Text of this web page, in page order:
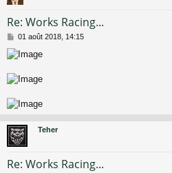
Re: Works Racing...
M
s
a
e
01 août 2018, 14:15
Teher
Re: Works Racing...